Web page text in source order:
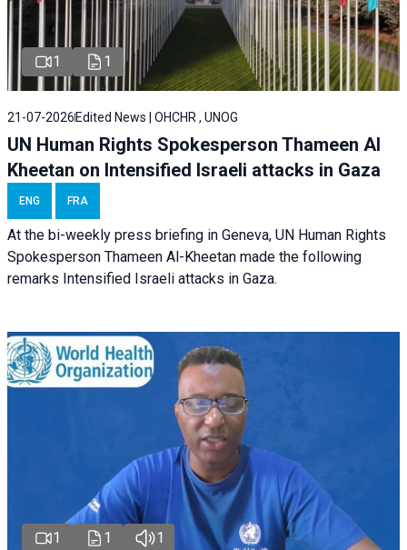
1 1
21-07-2026 Edited News | OHCHR , UNOG
UN Human Rights Spokesperson Thameen Al
Kheetan on Intensified Israeli attacks in Gaza
ENG FRA
At the bi-weekly press briefing in Geneva, UN Human Rights
Spokesperson Thameen Al-Kheetan made the following
remarks Intensified Israeli attacks in Gaza.
1 1 1